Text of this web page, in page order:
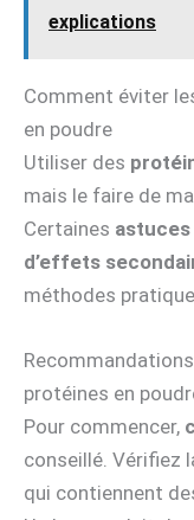
explications
Comment éviter
en poudre
Utiliser des
mais le faire de
Certaines astuces
d’effets
méthodes
protéines en
Pour commencer,
conseillé. Vérifiez
qui contiennent